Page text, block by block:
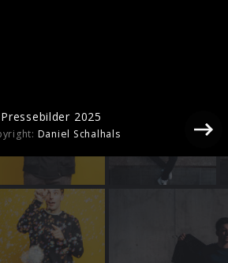
Pressebilder 2025
Daniel Schalhals